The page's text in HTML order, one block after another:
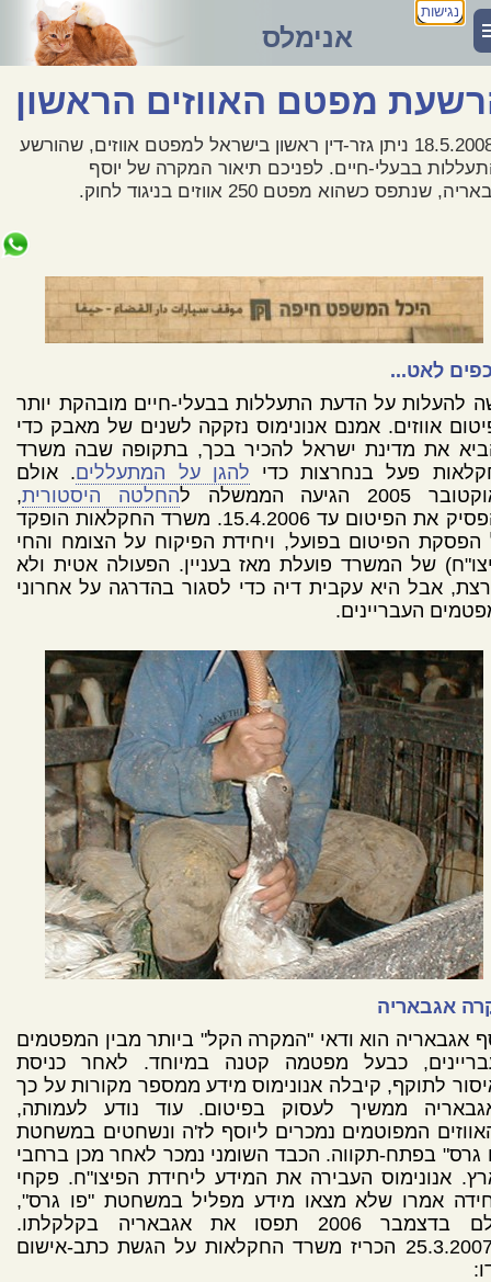
נגישות
אנימלס
מפטם האווזים הראשון
ב-18.5.2008 ניתן גזר-דין ראשון בישראל למפטם אווזים, שהורשע
בבעלי-חיים. לפניכם תיאור המקרה של יוסף
שנתפס כשהוא מפטם 250 אווזים בניגוד לחוק.
לאט...
להעלות על הדעת התעללות בבעלי-חיים מובהקת יותר
אווזים. אמנם אנונימוס נזקקה לשנים של מאבק כדי
את מדינת ישראל להכיר בכך, בתקופה שבה משרד
פעל בנחרצות כדי להגן על המתעללים. אולם
2005 הגיעה הממשלה ל
החלטה היסטורית,
להפסיק את הפיטום עד 15.4.2006. משרד החקלאות הופקד
הפסקת הפיטום בפועל, ויחידת הפיקוח על הצומח והחי
של המשרד פועלת מאז בעניין. הפעולה אטית ולא
אבל היא עקבית דיה כדי לסגור בהדרגה על אחרוני
העבריינים.
אגבאריה
אגבאריה הוא ודאי "המקרה הקל" ביותר מבין המפטמים
כבעל מפטמה קטנה במיוחד. לאחר כניסת
לתוקף, קיבלה אנונימוס מידע ממספר מקורות על כך
ממשיך לעסוק בפיטום. עוד נודע לעמותה,
המפוטמים נמכרים ליוסף לז'ה ונשחטים במשחטת
גרס" בפתח-תקווה. הכבד השומני נמכר לאחר מכן ברחבי
אנונימוס העבירה את המידע ליחידת הפיצו"ח. פקחי
אמרו שלא מצאו מידע מפליל במשחטת "פו גרס",
אולם בדצמבר 2006 תפסו את אגבאריה בקלקלתו.
ב-25.3.2007 הכריז משרד החקלאות על הגשת כתב-אישום